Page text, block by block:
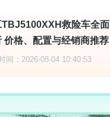
TBJ5100XXH救险车全面
价格、配置与经销商推荐
间：2026-08-04 10:40:53